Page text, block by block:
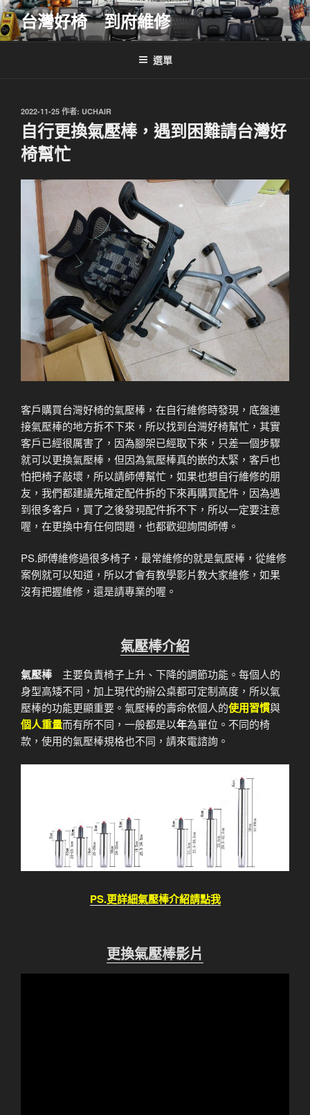
跳
至
主
台灣好椅 到府維修
選單
發
佈
於
2022-11-25 作者: UCHAIR
自行更換氣壓棒，遇到困難請台灣好
椅幫忙
客戶購買台灣好椅的氣壓棒，在自行維修時發現，底盤連
接氣壓棒的地方拆不下來，所以找到台灣好椅幫忙，其實
客戶已經很厲害了，因為腳架已經取下來，只差一個步驟
就可以更換氣壓棒，但因為氣壓棒真的嵌的太緊，客戶也
怕把椅子敲壞，所以請師傅幫忙，如果也想自行維修的朋
友，我們都建議先確定配件拆的下來再購買配件，因為遇
到很多客戶，買了之後發現配件拆不下，所以一定要注意
喔，在更換中有任何問題，也都歡迎詢問師傅。
PS.師傅維修過很多椅子，最常維修的就是氣壓棒，從維修
案例就可以知道，所以才會有教學影片教大家維修，如果
沒有把握維修，還是請專業的喔。
氣壓棒介紹
氣壓棒主要負責椅子上升、下降的調節功能。每個人的
身型高矮不同，加上現代的辦公桌都可定制高度，所以氣
壓棒的功能更顯重要。氣壓棒的壽命依個人的使用習慣與
個人重量而有所不同，一般都是以年為單位。不同的椅
款，使用的氣壓棒規格也不同，請來電諮詢。
PS.更詳細氣壓棒介紹請點我
更換氣壓棒影片